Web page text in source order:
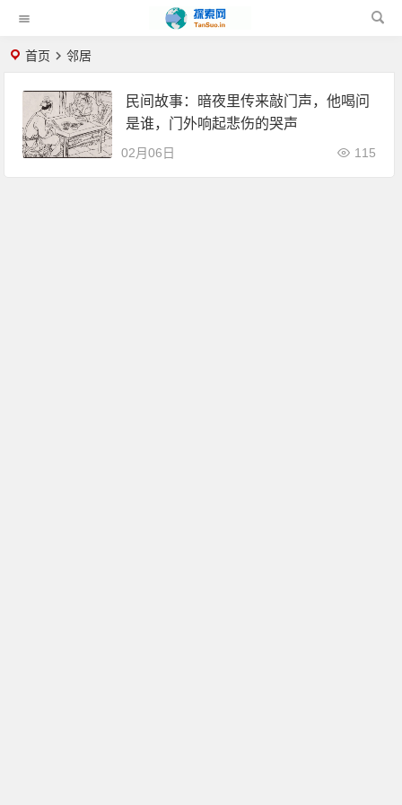
首页 邻居
民间故事：暗夜里传来敲门声，他喝问
是谁，门外响起悲伤的哭声
02月06日 115